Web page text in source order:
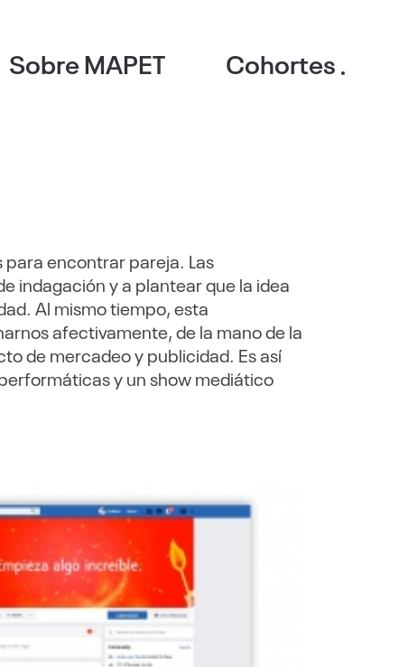
Sobre MAPET Cohortes
encontrar pareja. Las
indagación y a plantear que la idea
Al mismo tiempo, esta
afectivamente, de la mano de la
de mercadeo y publicidad. Es así
y un show mediático